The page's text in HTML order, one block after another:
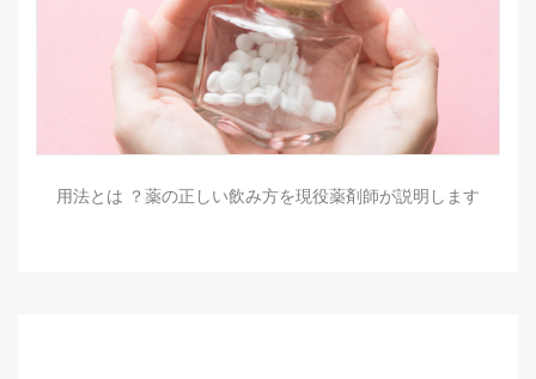
用法とは ？薬の正しい飲み方を現役薬剤師が説明します